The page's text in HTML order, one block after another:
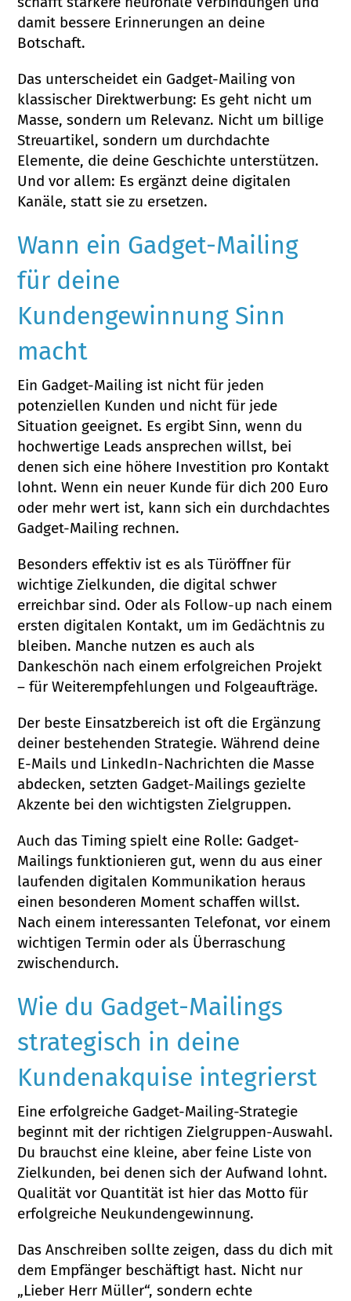
damit bessere Erinnerungen an deine
Botschaft.
Das unterscheidet ein Gadget-Mailing von
klassischer Direktwerbung: Es geht nicht um
Masse, sondern um Relevanz. Nicht um billige
Streuartikel, sondern um durchdachte
Elemente, die deine Geschichte unterstützen.
Und vor allem: Es ergänzt deine digitalen
Kanäle, statt sie zu ersetzen.
Wann ein Gadget-Mailing
für deine
Kundengewinnung Sinn
macht
Ein Gadget-Mailing ist nicht für jeden
potenziellen Kunden und nicht für jede
Situation geeignet. Es ergibt Sinn, wenn du
hochwertige Leads ansprechen willst, bei
denen sich eine höhere Investition pro Kontakt
lohnt. Wenn ein neuer Kunde für dich 200 Euro
oder mehr wert ist, kann sich ein durchdachtes
Gadget-Mailing rechnen.
Besonders effektiv ist es als Türöffner für
wichtige Zielkunden, die digital schwer
erreichbar sind. Oder als Follow-up nach einem
ersten digitalen Kontakt, um im Gedächtnis zu
bleiben. Manche nutzen es auch als
Dankeschön nach einem erfolgreichen Projekt
– für Weiterempfehlungen und Folgeaufträge.
Der beste Einsatzbereich ist oft die Ergänzung
deiner bestehenden Strategie. Während deine
E-Mails und LinkedIn-Nachrichten die Masse
abdecken, setzten Gadget-Mailings gezielte
Akzente bei den wichtigsten Zielgruppen.
Auch das Timing spielt eine Rolle: Gadget-
Mailings funktionieren gut, wenn du aus einer
laufenden digitalen Kommunikation heraus
einen besonderen Moment schaffen willst.
Nach einem interessanten Telefonat, vor einem
wichtigen Termin oder als Überraschung
zwischendurch.
Wie du Gadget-Mailings
strategisch in deine
Kundenakquise integrierst
Eine erfolgreiche Gadget-Mailing-Strategie
beginnt mit der richtigen Zielgruppen-Auswahl.
Du brauchst eine kleine, aber feine Liste von
Zielkunden, bei denen sich der Aufwand lohnt.
Qualität vor Quantität ist hier das Motto für
erfolgreiche Neukundengewinnung.
Das Anschreiben sollte zeigen, dass du dich mit
dem Empfänger beschäftigt hast. Nicht nur
„Lieber Herr Müller“, sondern echte